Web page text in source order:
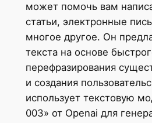
может помочь вам
статьи, электронные
многое другое. Он
текста на основе
перефразирования
и создания
использует текстовую
003» от Openai для